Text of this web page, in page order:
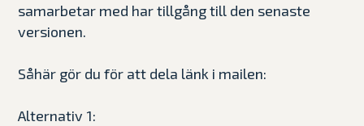
samarbetar med har tillgång till den senaste
versionen.
Såhär gör du för att dela länk i mailen:
Alternativ 1: